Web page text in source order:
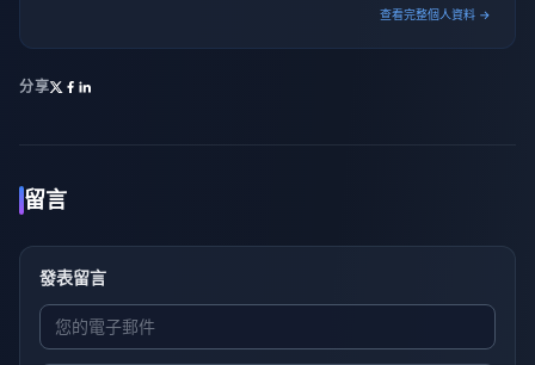
查看完整個人資料 →
分享
留言
發表留言